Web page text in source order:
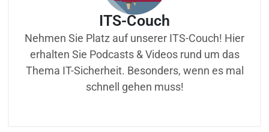
ITS-Couch
Nehmen Sie Platz auf unserer ITS-Couch! Hier
erhalten Sie Podcasts & Videos rund um das
Thema IT-Sicherheit. Besonders, wenn es mal
schnell gehen muss!